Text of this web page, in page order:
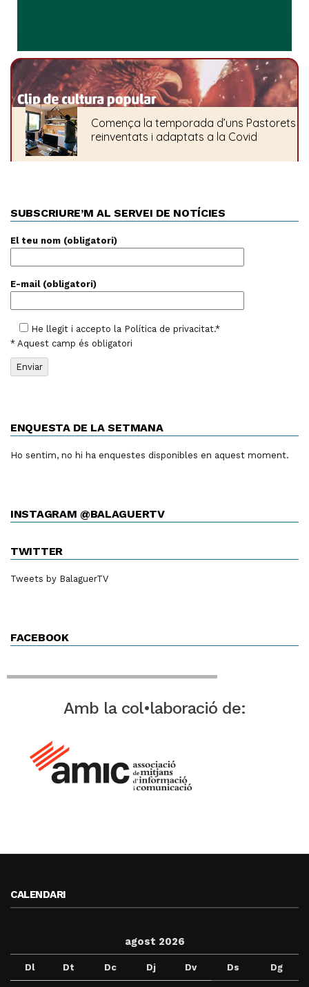
SUBSCRIURE’M AL SERVEI DE NOTÍCIES
El teu nom (obligatori)
E-mail (obligatori)
He llegit i accepto la Política de privacitat.*
* Aquest camp és obligatori
ENQUESTA DE LA SETMANA
Ho sentim, no hi ha enquestes disponibles en aquest moment.
INSTAGRAM @BALAGUERTV
TWITTER
Tweets by BalaguerTV
FACEBOOK
Amb la col•laboració de:
CALENDARI
agost 2026
Dl Dt Dc Dj Dv Ds Dg